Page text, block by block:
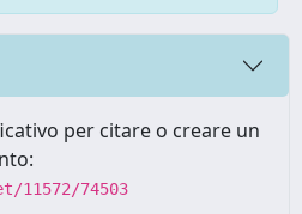
per citare o creare un
74503